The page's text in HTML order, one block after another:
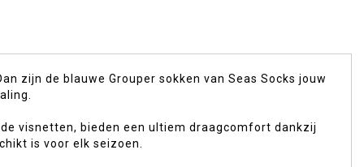
zijn de blauwe Grouper sokken van Seas Socks jouw
visnetten, bieden een ultiem draagcomfort dankzij
is voor elk seizoen.